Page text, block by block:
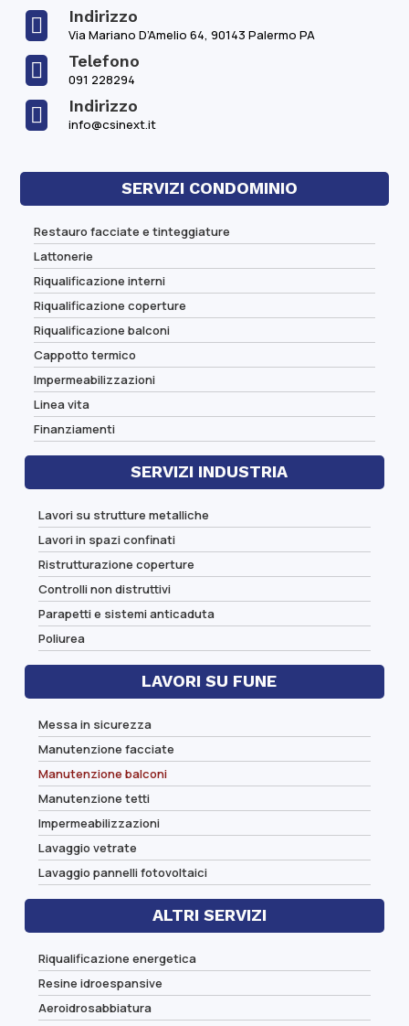
 Indirizzo
Via Mariano D’Amelio 64, 90143 Palermo PA
 Telefono
091 228294
 Indirizzo
info@csinext.it
SERVIZI CONDOMINIO
Restauro facciate e tinteggiature
Lattonerie
Riqualificazione interni
Riqualificazione coperture
Riqualificazione balconi
Cappotto termico
Impermeabilizzazioni
Linea vita
Finanziamenti
SERVIZI INDUSTRIA
Lavori su strutture metalliche
Lavori in spazi confinati
Ristrutturazione coperture
Controlli non distruttivi
Parapetti e sistemi anticaduta
Poliurea
LAVORI SU FUNE
Messa in sicurezza
Manutenzione facciate
Manutenzione balconi
Manutenzione tetti
Impermeabilizzazioni
Lavaggio vetrate
Lavaggio pannelli fotovoltaici
ALTRI SERVIZI
Riqualificazione energetica
Resine idroespansive
Aeroidrosabbiatura